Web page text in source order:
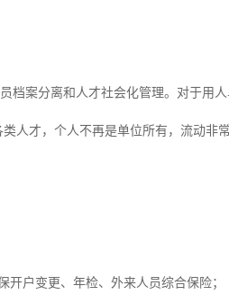
案分离和人才社会化管理。对于用
人才，个人不再是单位所有，流动非
户变更、年检、外来人员综合保险；